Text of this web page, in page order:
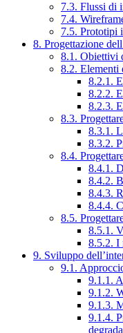
7.3. Flussi di
7.4.
7.5. Prototipi
8. Progettazione
8.1. Obiettivi
8.2. Elementi
8.2.1.
8.2.2.
8.2.3.
8.3.
8.3.1.
8.3.2.
8.4.
8.4.1.
8.4.2.
8.4.3.
8.4.4.
8.5.
8.5.1.
8.5.2. I
9. Sviluppo
9.1.
9.1.1.
9.1.2.
9.1.3.
9.1.4.